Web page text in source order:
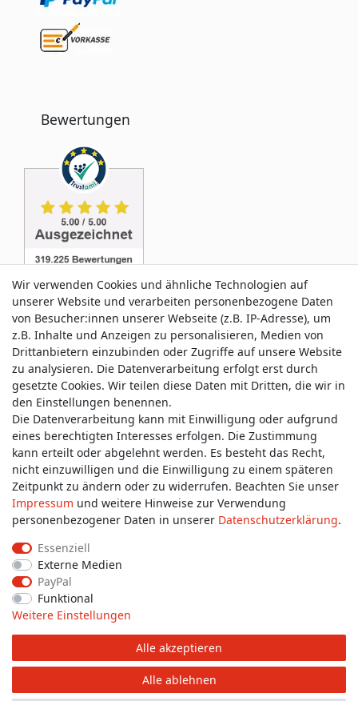
Bewertungen
Service & Kontakt
Wünschen Sie einen Rückruf?
service@allmyclothes.de
Schreiben Sie uns:
service@allmyclothes.de
Impressum
Widerrufs­recht
© Copyright 2026 allmyclothes.de | Alle Rechte vorbehalten.
Wir verwenden Cookies und ähnliche Technologien auf
unserer Website und verarbeiten personenbezogene Daten
von Besucher:innen unserer Webseite (z.B. IP-Adresse), um
z.B. Inhalte und Anzeigen zu personalisieren, Medien von
Drittanbietern einzubinden oder Zugriffe auf unsere Website
zu analysieren. Die Datenverarbeitung erfolgt erst durch
gesetzte Cookies. Wir teilen diese Daten mit Dritten, die wir in
den Einstellungen benennen.
Die Datenverarbeitung kann mit Einwilligung oder aufgrund
eines berechtigten Interesses erfolgen. Die Zustimmung
kann erteilt oder abgelehnt werden. Es besteht das Recht,
nicht einzuwilligen und die Einwilligung zu einem späteren
Zeitpunkt zu ändern oder zu widerrufen. Beachten Sie unser
Impressum und weitere Hinweise zur Verwendung
personenbezogener Daten in unserer Daten­schutz­erklärung.
Essenziell
Externe Medien
PayPal
Funktional
Weitere Einstellungen
Alle akzeptieren
Alle ablehnen